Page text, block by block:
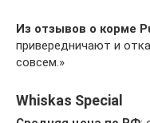
Из отзывов о корме
привередничают и
совсем.»
Whiskas Special